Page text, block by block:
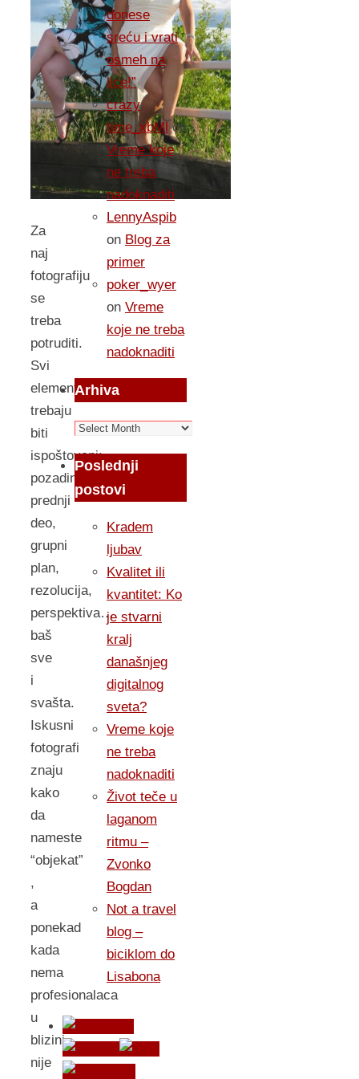
Za
naj
fotografiju
se
treba
potruditi.
Svi
elementi
trebaju
biti
ispoštovani:
pozadina,
prednji
deo,
grupni
plan,
rezolucija,
perspektiva…
baš
sve
i
svašta.
Iskusni
fotografi
znaju
kako
da
nameste
“objekat”
,
a
ponekad
kada
nema
profesionalaca
u
blizini,
nije
donese
sreću i vrati
osmeh na
lice!”
crazy
time_xbMlon
Vreme koje
ne treba
nadoknaditi
LennyAspib
on Blog za
primer
poker_wyer
on Vreme
koje ne treba
nadoknaditi
Arhiva
Arhiva
Poslednji
postovi
Kradem
ljubav
Kvalitet ili
kvantitet: Ko
je stvarni
kralj
današnjeg
digitalnog
sveta?
Vreme koje
ne treba
nadoknaditi
Život teče u
laganom
ritmu –
Zvonko
Bogdan
Not a travel
blog –
biciklom do
Lisabona